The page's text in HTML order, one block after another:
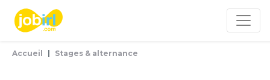
Accueil Stages & alternance
Panneau de gestion des cookies